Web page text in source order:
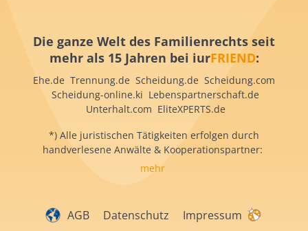
Die ganze Welt des Familienrechts seit
mehr als 15 Jahren bei iurFRIEND:
Ehe.de Trennung.de Scheidung.de Scheidung.com
Scheidung-online.ki Lebenspartnerschaft.de
Unterhalt.com EliteXPERTS.de
*) Alle juristischen Tätigkeiten erfolgen durch
handverlesene Anwälte & Kooperationspartner:
mehr
AGB Datenschutz Impressum